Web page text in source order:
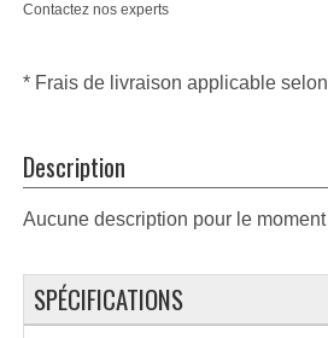
Contactez nos experts
* Frais de livraison applicable
Description
Aucune description pour le moment
SPÉCIFICATIONS